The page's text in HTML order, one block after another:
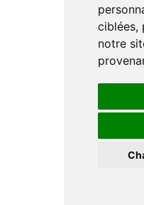
ciblées,
notre